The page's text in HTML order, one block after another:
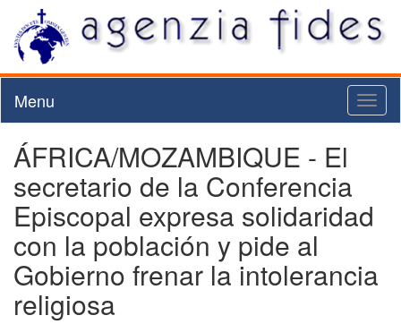
Menu
ÁFRICA/MOZAMBIQUE - El
secretario de la Conferencia
Episcopal expresa solidaridad
con la población y pide al
Gobierno frenar la intolerancia
religiosa